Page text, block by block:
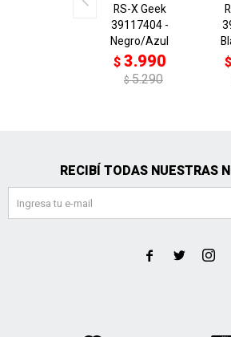
RS-X Geek
39117404 -
Negro/Azul
$3.990
$5.290
$
RECIBÍ TODAS NUESTRAS
  